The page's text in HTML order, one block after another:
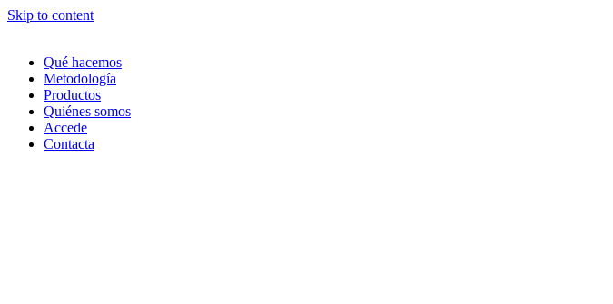
Skip to content
Qué hacemos
Metodología
Productos
Quiénes somos
Accede
Contacta